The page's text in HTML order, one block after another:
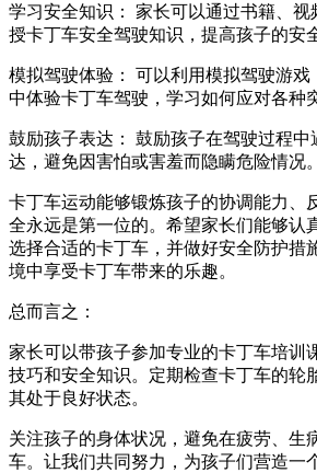
学习安全知识： 家长可以通过书籍、
授卡丁车安全驾驶知识，提高孩子的安
模拟驾驶体验： 可以利用模拟驾驶游戏
中体验卡丁车驾驶，学习如何应对各种
鼓励孩子表达： 鼓励孩子在驾驶过程中
达，避免因害怕或害羞而隐瞒危险情况。
卡丁车运动能够锻炼孩子的协调能力、
全永远是第一位的。希望家长们能够认
选择合适的卡丁车，并做好安全防护措
境中享受卡丁车带来的乐趣。
总而言之：
家长可以带孩子参加专业的卡丁车培训
技巧和安全知识。定期检查卡丁车的轮
其处于良好状态。
关注孩子的身体状况，避免在疲劳、生
车。让我们共同努力，为孩子们营造一